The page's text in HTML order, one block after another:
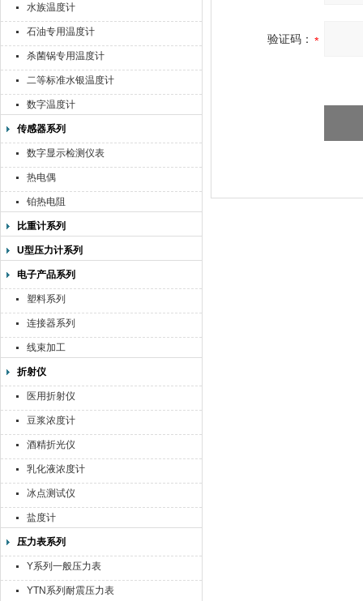
水族温度计
石油专用温度计
杀菌锅专用温度计
二等标准水银温度计
数字温度计
传感器系列
数字显示检测仪表
热电偶
铂热电阻
比重计系列
U型压力计系列
电子产品系列
塑料系列
连接器系列
线束加工
折射仪
医用折射仪
豆浆浓度计
酒精折光仪
乳化液浓度计
冰点测试仪
盐度计
压力表系列
Y系列一般压力表
YTN系列耐震压力表
验证码：